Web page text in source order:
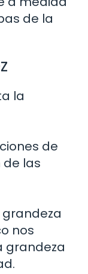
de la
la
de
de las
nos
grandeza